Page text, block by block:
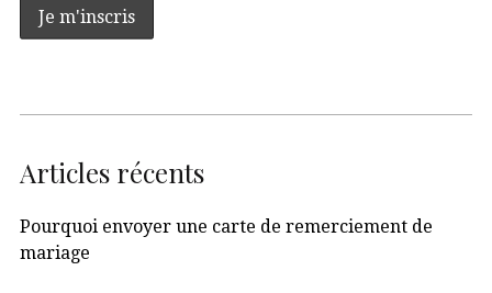
Articles récents
Pourquoi envoyer une carte de remerciement de
mariage